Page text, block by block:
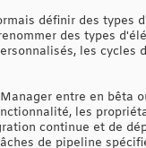
définir des types
des types
les
entre en
les
continue et de
de pipeline